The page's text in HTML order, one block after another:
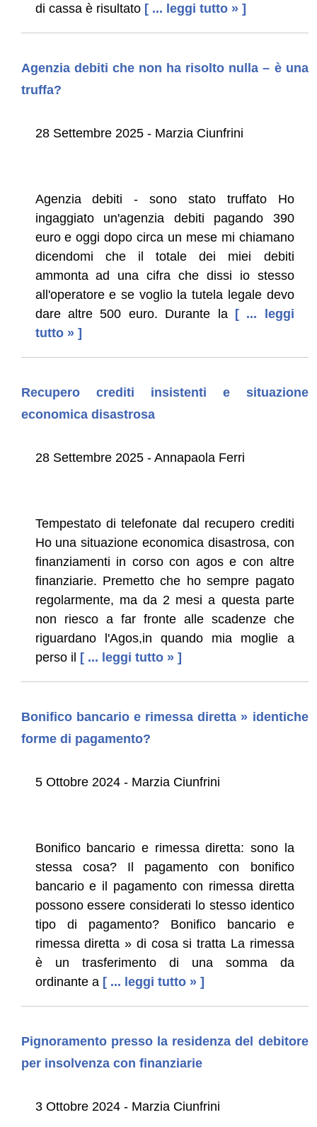
di cassa è risultato [ ... leggi tutto » ]
Agenzia debiti che non ha risolto nulla – è una
truffa?
28 Settembre 2025 - Marzia Ciunfrini
Agenzia debiti - sono stato truffato Ho
ingaggiato un'agenzia debiti pagando 390
euro e oggi dopo circa un mese mi chiamano
dicendomi che il totale dei miei debiti
ammonta ad una cifra che dissi io stesso
all'operatore e se voglio la tutela legale devo
dare altre 500 euro. Durante la [ ... leggi
tutto » ]
Recupero crediti insistenti e situazione
economica disastrosa
28 Settembre 2025 - Annapaola Ferri
Tempestato di telefonate dal recupero crediti
Ho una situazione economica disastrosa, con
finanziamenti in corso con agos e con altre
finanziarie. Premetto che ho sempre pagato
regolarmente, ma da 2 mesi a questa parte
non riesco a far fronte alle scadenze che
riguardano l'Agos,in quando mia moglie a
perso il [ ... leggi tutto » ]
Bonifico bancario e rimessa diretta » identiche
forme di pagamento?
5 Ottobre 2024 - Marzia Ciunfrini
Bonifico bancario e rimessa diretta: sono la
stessa cosa? Il pagamento con bonifico
bancario e il pagamento con rimessa diretta
possono essere considerati lo stesso identico
tipo di pagamento? Bonifico bancario e
rimessa diretta » di cosa si tratta La rimessa
è un trasferimento di una somma da
ordinante a [ ... leggi tutto » ]
Pignoramento presso la residenza del debitore
per insolvenza con finanziarie
3 Ottobre 2024 - Marzia Ciunfrini